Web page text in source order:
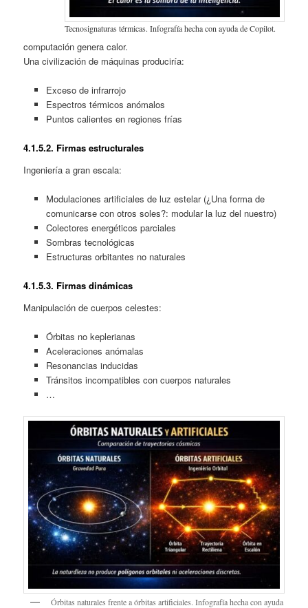
Tecnosignaturas térmicas. Infografía hecha con ayuda de Copilot.
computación genera calor.
Una civilización de máquinas produciría:
Exceso de infrarrojo
Espectros térmicos anómalos
Puntos calientes en regiones frías
4.1.5.2. Firmas estructurales
Ingeniería a gran escala:
Modulaciones artificiales de luz estelar (¿Una forma de
comunicarse con otros soles?: modular la luz del nuestro)
Colectores energéticos parciales
Sombras tecnológicas
Estructuras orbitantes no naturales
4.1.5.3. Firmas dinámicas
Manipulación de cuerpos celestes:
Órbitas no keplerianas
Aceleraciones anómalas
Resonancias inducidas
Tránsitos incompatibles con cuerpos naturales
…
Órbitas naturales frente a órbitas artificiales. Infografía hecha con ayuda